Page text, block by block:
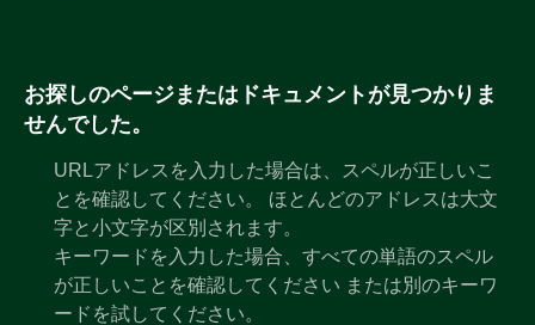
お探しのページまたはドキュメントが見つかりま
せんでした。
URLアドレスを入力した場合は、スペルが正しいこ
とを確認してください。 ほとんどのアドレスは大文
字と小文字が区別されます。
キーワードを入力した場合、すべての単語のスペル
が正しいことを確認してください または別のキーワ
ードを試してください。